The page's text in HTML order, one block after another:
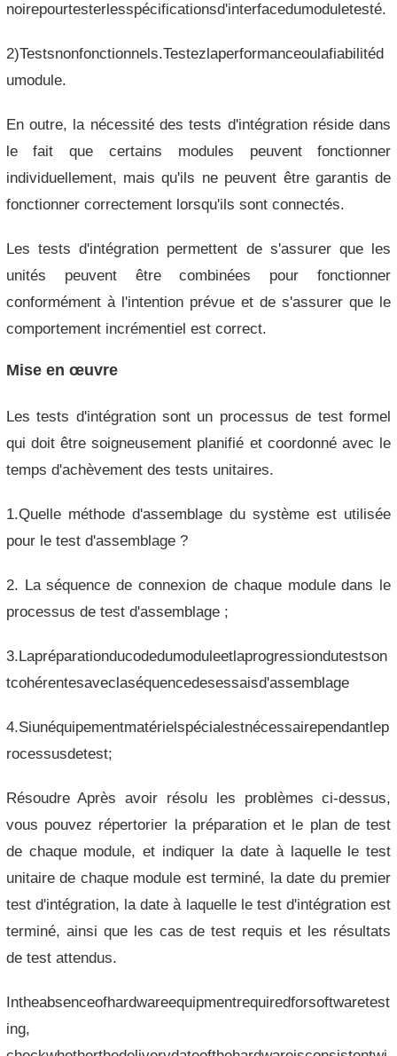
noirepourtesterlesspécificationsd'interfacedumoduletesté.
2)Testsnonfonctionnels.Testezlaperformanceoulafiabilitéd
umodule.
En outre, la nécessité des tests d'intégration réside dans
le fait que certains modules peuvent fonctionner
individuellement, mais qu'ils ne peuvent être garantis de
fonctionner correctement lorsqu'ils sont connectés.
Les tests d'intégration permettent de s'assurer que les
unités peuvent être combinées pour fonctionner
conformément à l'intention prévue et de s'assurer que le
comportement incrémentiel est correct.
Mise en œuvre
Les tests d'intégration sont un processus de test formel
qui doit être soigneusement planifié et coordonné avec le
temps d'achèvement des tests unitaires.
1.Quelle méthode d'assemblage du système est utilisée
pour le test d'assemblage ?
2. La séquence de connexion de chaque module dans le
processus de test d'assemblage ;
3.Lapréparationducodedumoduleetlaprogressiondutestson
tcohérentesaveclaséquencedesessaisd'assemblage
4.Siunéquipementmatérielspécialestnécessairependantlep
rocessusdetest;
Résoudre Après avoir résolu les problèmes ci-dessus,
vous pouvez répertorier la préparation et le plan de test
de chaque module, et indiquer la date à laquelle le test
unitaire de chaque module est terminé, la date du premier
test d'intégration, la date à laquelle le test d'intégration est
terminé, ainsi que les cas de test requis et les résultats
de test attendus.
Intheabsenceofhardwareequipmentrequiredforsoftwaretest
ing,